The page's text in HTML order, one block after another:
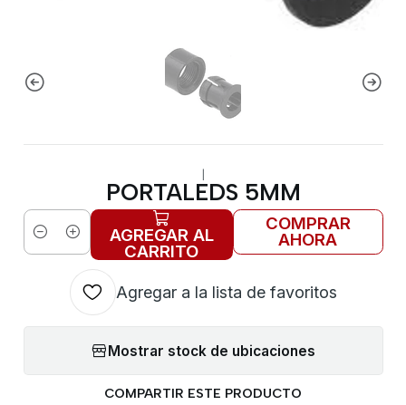
|
PORTALEDS 5MM
Cantidad AGREGAR AL
CARRITO
COMPRAR
AHORA
Agregar a la lista de favoritos
Mostrar stock de ubicaciones
COMPARTIR ESTE PRODUCTO